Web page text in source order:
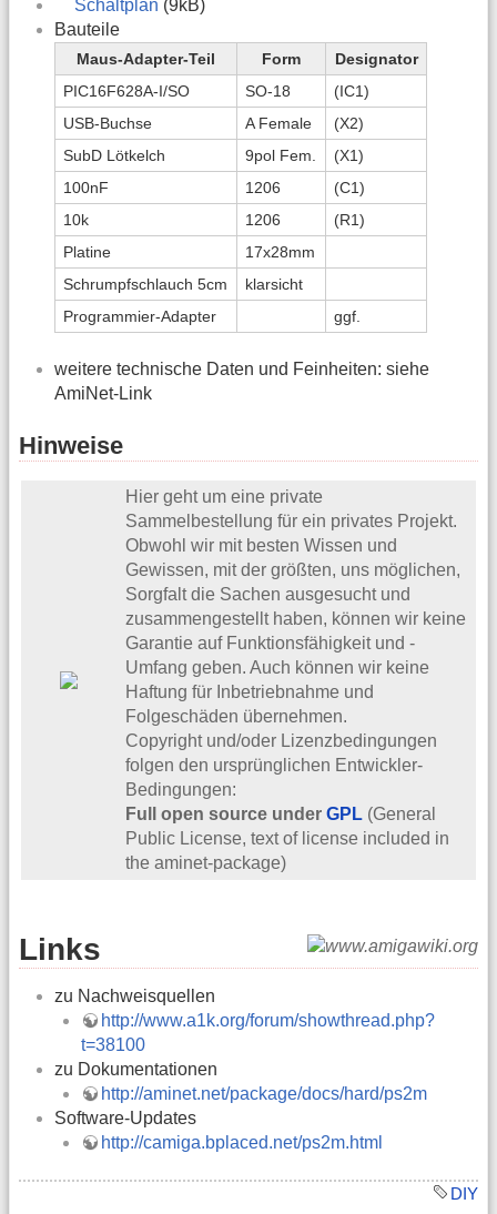
Schaltplan (9kB)
Bauteile
Maus-Adapter-Teil Form
Designator
PIC16F628A-I/SO
SO-18
(IC1)
USB-Buchse
A Female
(X2)
SubD Lötkelch
9pol Fem.
(X1)
100nF
1206
(C1)
10k
1206
(R1)
Platine
17x28mm
Schrumpfschlauch 5cm
klarsicht
Programmier-Adapter
ggf.
weitere technische Daten und Feinheiten: siehe
AmiNet-Link
Hinweise
Hier geht um eine private
Sammelbestellung für ein privates Projekt.
Obwohl wir mit besten Wissen und
Gewissen, mit der größten, uns möglichen,
Sorgfalt die Sachen ausgesucht und
zusammengestellt haben, können wir keine
Garantie auf Funktionsfähigkeit und -
Umfang geben. Auch können wir keine
Haftung für Inbetriebnahme und
Folgeschäden übernehmen.
Copyright und/oder Lizenzbedingungen
folgen den ursprünglichen Entwickler-
Bedingungen:
Full open source under GPL (General
Public License, text of license included in
the aminet-package)
Links
zu Nachweisquellen
http://www.a1k.org/forum/showthread.php?
t=38100
zu Dokumentationen
http://aminet.net/package/docs/hard/ps2m
Software-Updates
http://camiga.bplaced.net/ps2m.html
DIY